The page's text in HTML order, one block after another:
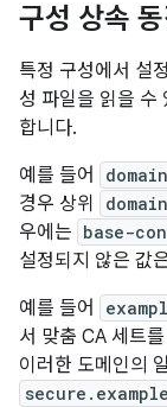
구성 상속
특정 구성에서 설
성 파일을 읽을 수
합니다.
예를 들어
경우 상위
우에는 base-
설정되지 않은 값
예를 들어
서 맞춤 CA 세트
이러한 도메인의